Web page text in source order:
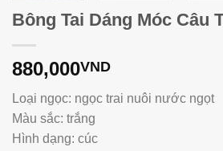
Bông Tai Dáng Móc Câu
880,000VND
Loại ngọc: ngọc trai nuôi nước ngọt
Màu sắc: trắng
Hình dạng: cúc